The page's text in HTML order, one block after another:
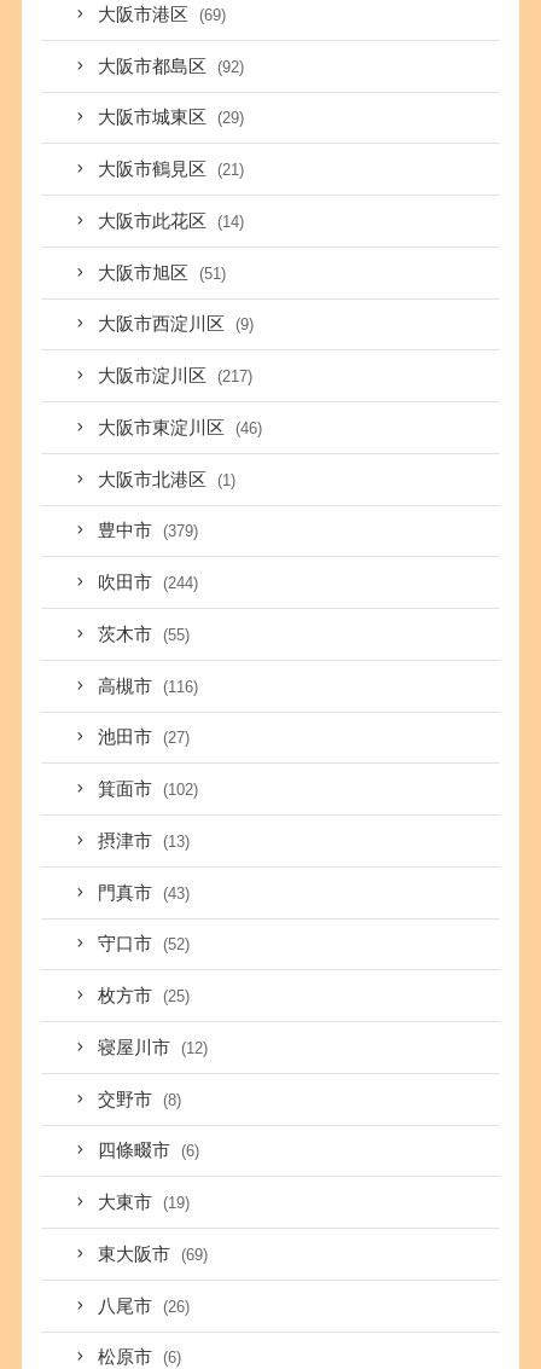
大阪市港区 (69)
大阪市都島区 (92)
大阪市城東区 (29)
大阪市鶴見区 (21)
大阪市此花区 (14)
大阪市旭区 (51)
大阪市西淀川区 (9)
大阪市淀川区 (217)
大阪市東淀川区 (46)
大阪市北港区 (1)
豊中市 (379)
吹田市 (244)
茨木市 (55)
高槻市 (116)
池田市 (27)
箕面市 (102)
摂津市 (13)
門真市 (43)
守口市 (52)
枚方市 (25)
寝屋川市 (12)
交野市 (8)
四條畷市 (6)
大東市 (19)
東大阪市 (69)
八尾市 (26)
松原市 (6)